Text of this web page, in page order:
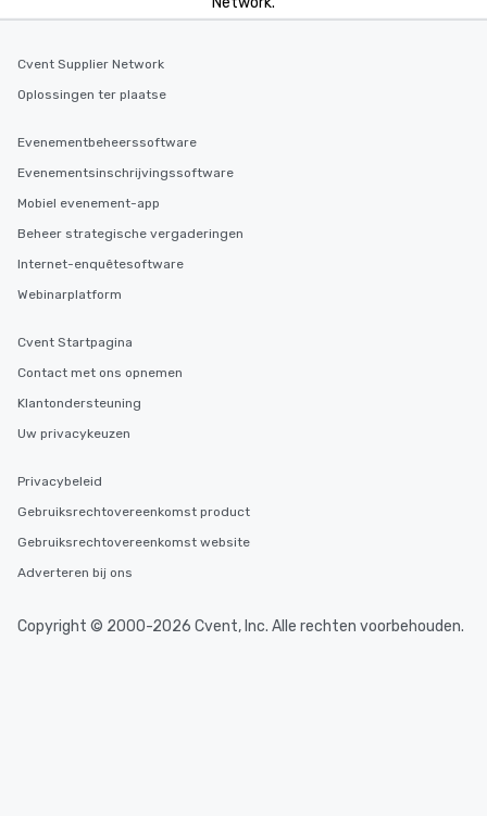
Cvent Supplier Network
Oplossingen ter plaatse
Evenementbeheerssoftware
Evenementsinschrijvingssoftware
Mobiel evenement-app
Beheer strategische vergaderingen
Internet-enquêtesoftware
Webinarplatform
Cvent Startpagina
Contact met ons opnemen
Klantondersteuning
Uw privacykeuzen
Privacybeleid
Gebruiksrechtovereenkomst product
Gebruiksrechtovereenkomst website
Adverteren bij ons
Copyright © 2000-2026 Cvent, Inc. Alle rechten voorbehouden.